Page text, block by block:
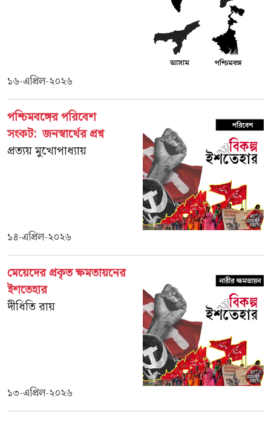
১৬-এপ্রিল-২০২৬
পশ্চিমবঙ্গের পরিবেশ
সংকট: জনস্বার্থের প্রশ্ন
প্রত্যয় মুখোপাধ্যায়
১৪-এপ্রিল-২০২৬
মেয়েদের প্রকৃত ক্ষমতায়নের
ইশতেহার
দীধিতি রায়
১৩-এপ্রিল-২০২৬